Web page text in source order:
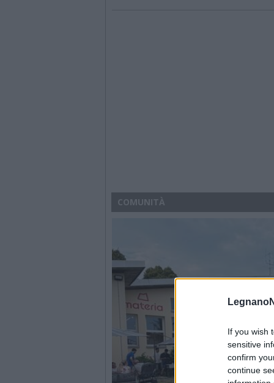
If you wish
sensitive
confirm
continue
COMUNITÀ